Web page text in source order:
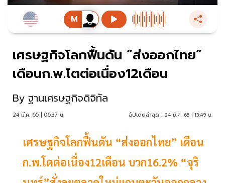
เศรษฐกิจโลกฟื้นดัน “ส่งออกไทย”
เดือนก.พ.โตต่อเนื่อง12เดือน
By ฐานเศรษฐกิจดิจิทัล
24 มี.ค. 65 | 06:37 น. อัปเดตล่าสุด : 24 มี.ค. 65 | 13:49 น.
เศรษฐกิจโลกฟื้นดัน “ส่งออกไทย” เดือน
ก.พ.โตต่อเนื่อง12เดือน บวก16.2% “จุริ